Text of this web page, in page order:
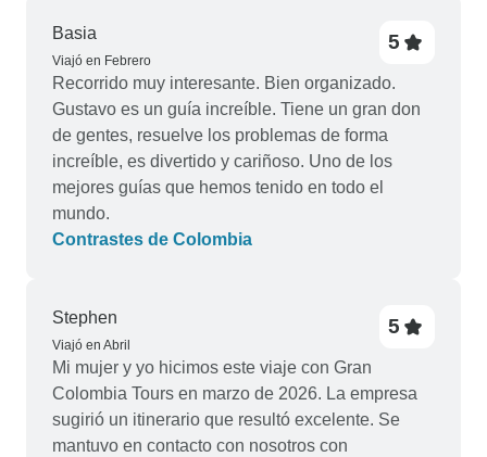
Basia
Viajó en Febrero
5
Recorrido muy interesante. Bien organizado.
Gustavo es un guía increíble. Tiene un gran don
de gentes, resuelve los problemas de forma
increíble, es divertido y cariñoso. Uno de los
mejores guías que hemos tenido en todo el
mundo.
Contrastes de Colombia
Stephen
Viajó en Abril
5
Mi mujer y yo hicimos este viaje con Gran
Colombia Tours en marzo de 2026. La empresa
sugirió un itinerario que resultó excelente. Se
mantuvo en contacto con nosotros con